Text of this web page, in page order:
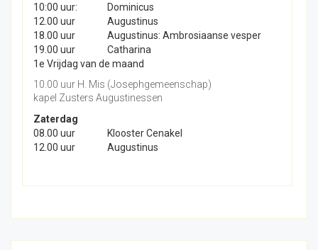
10:00 uur:
Dominicus
12.00 uur
Augustinus
18.00 uur
Augustinus: Ambrosiaanse vesper
19.00 uur
Catharina
1e Vrijdag van de maand
10.00 uur H. Mis (Josephgemeenschap)
kapel Zusters Augustinessen
Zaterdag
08.00 uur
Klooster Cenakel
12.00 uur
Augustinus